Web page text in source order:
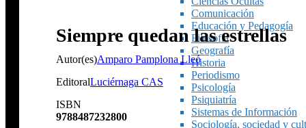
Comunicación
Educación y Pedagogía
Filosofía
Geografía
Historia
Periodismo
Psicología
Psiquiatría
Sistemas de Información
Sociología, sociedad y
Siempre quedan las estrellas
Autor(es)Amparo Pamplona Lleó
EditoralLuciérnaga CAS
ISBN
9788487232800